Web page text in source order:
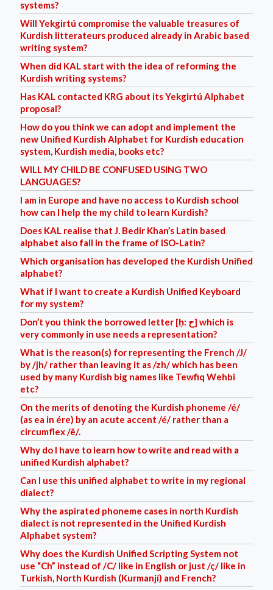
systems?
Will Yekgirtú compromise the valuable treasures of
Kurdish litterateurs produced already in Arabic based
writing system?
When did KAL start with the idea of reforming the
Kurdish writing systems?
Has KAL contacted KRG about its Yekgirtú Alphabet
proposal?
How do you think we can adopt and implement the
new Unified Kurdish Alphabet for Kurdish education
system, Kurdish media, books etc?
WILL MY CHILD BE CONFUSED USING TWO
LANGUAGES?
I am in Europe and have no access to Kurdish school
how can I help the my child to learn Kurdish?
Does KAL realise that J. Bedir Khan’s Latin based
alphabet also fall in the frame of ISO-Latin?
Which organisation has developed the Kurdish Unified
alphabet?
What if I want to create a Kurdish Unified Keyboard
for my system?
Don’t you think the borrowed letter [ḥ: ح] which is
very commonly in use needs a representation?
What is the reason(s) for representing the French /J/
by /jh/ rather than leaving it as /zh/ which has been
used by many Kurdish big names like Tewfiq Wehbi
etc?
On the merits of denoting the Kurdish phoneme /é/
(as ea in ére) by an acute accent /é/ rather than a
circumflex /ê/.
Why do I have to learn how to write and read with a
unified Kurdish alphabet?
Can I use this unified alphabet to write in my regional
dialect?
Why the aspirated phoneme cases in north Kurdish
dialect is not represented in the Unified Kurdish
Alphabet system?
Why does the Kurdish Unified Scripting System not
use “Ch” instead of /C/ like in English or just /ç/ like in
Turkish, North Kurdish (Kurmanjí) and French?